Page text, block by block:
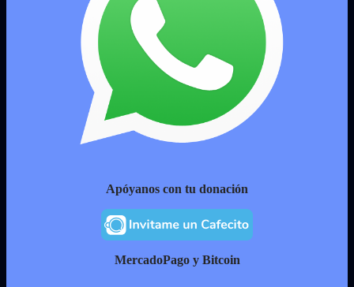
Apóyanos con tu donación
MercadoPago y Bitcoin